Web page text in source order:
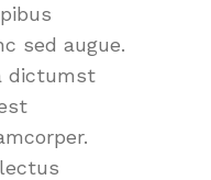
sed augue.
dictumst